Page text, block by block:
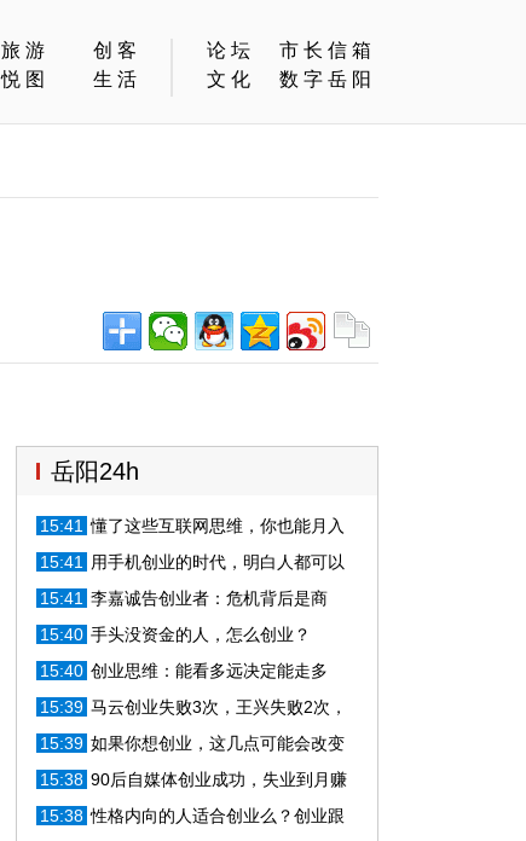
旅游
创客
悦图
生活
论坛
市长信箱
文化
数字岳阳
岳阳24h
15:41 懂了这些互联网思维，你也能月入
过万
15:41
用手机创业的时代，明白人都可以
用它去创业
15:41 李嘉诚告创业者：危机背后是商
机，想成为富翁还是负翁你说了算！
15:40 手头没资金的人，怎么创业？
15:40 创业思维：能看多远决定能走多
远！
15:39 马云创业失败3次，王兴失败2次，
成功属于失败者？
15:39 如果你想创业，这几点可能会改变
你一生
15:38 90后自媒体创业成功，失业到月赚
20万的经验分享
15:38 性格内向的人适合创业么？创业跟